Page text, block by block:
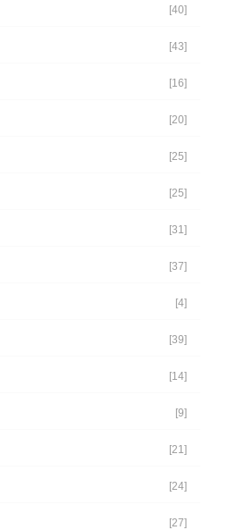
[40]
[43]
[16]
[20]
[25]
[25]
[31]
[37]
[4]
[39]
[14]
[9]
[21]
[24]
[27]